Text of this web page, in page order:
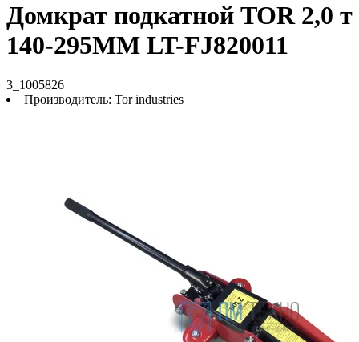
Домкрат подкатной TOR 2,0 т
140-295MM LT-FJ820011
3_1005826
Производитель: Tor industries